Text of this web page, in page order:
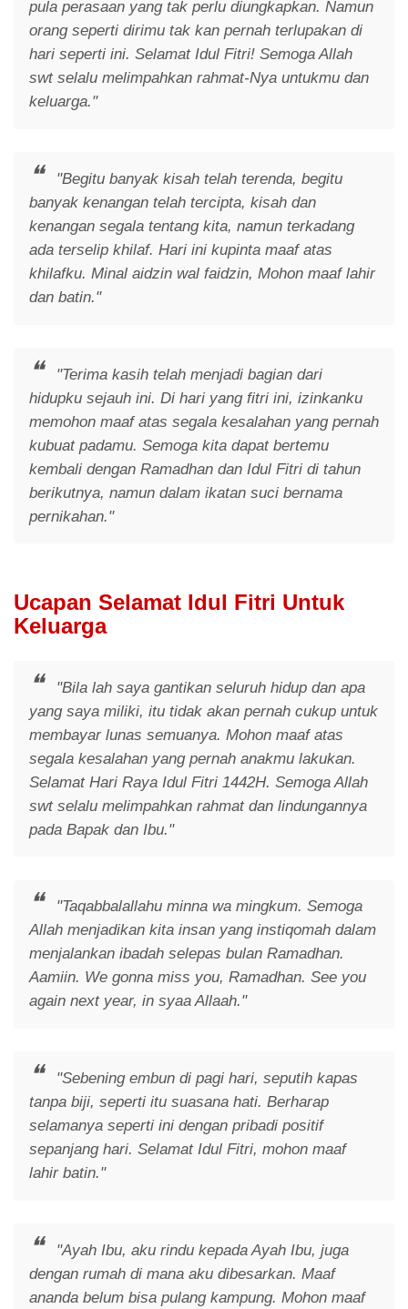
pula perasaan yang tak perlu diungkapkan. Namun
orang seperti dirimu tak kan pernah terlupakan di
hari seperti ini. Selamat Idul Fitri! Semoga Allah
swt selalu melimpahkan rahmat-Nya untukmu dan
keluarga."
"Begitu banyak kisah telah terenda, begitu
banyak kenangan telah tercipta, kisah dan
kenangan segala tentang kita, namun terkadang
ada terselip khilaf. Hari ini kupinta maaf atas
khilafku. Minal aidzin wal faidzin, Mohon maaf lahir
dan batin."
"Terima kasih telah menjadi bagian dari
hidupku sejauh ini. Di hari yang fitri ini, izinkanku
memohon maaf atas segala kesalahan yang pernah
kubuat padamu. Semoga kita dapat bertemu
kembali dengan Ramadhan dan Idul Fitri di tahun
berikutnya, namun dalam ikatan suci bernama
pernikahan."
Ucapan Selamat Idul Fitri Untuk
Keluarga
"Bila lah saya gantikan seluruh hidup dan apa
yang saya miliki, itu tidak akan pernah cukup untuk
membayar lunas semuanya. Mohon maaf atas
segala kesalahan yang pernah anakmu lakukan.
Selamat Hari Raya Idul Fitri 1442H. Semoga Allah
swt selalu melimpahkan rahmat dan lindungannya
pada Bapak dan Ibu."
"Taqabbalallahu minna wa mingkum. Semoga
Allah menjadikan kita insan yang instiqomah dalam
menjalankan ibadah selepas bulan Ramadhan.
Aamiin. We gonna miss you, Ramadhan. See you
again next year, in syaa Allaah."
"Sebening embun di pagi hari, seputih kapas
tanpa biji, seperti itu suasana hati. Berharap
selamanya seperti ini dengan pribadi positif
sepanjang hari. Selamat Idul Fitri, mohon maaf
lahir batin."
"Ayah Ibu, aku rindu kepada Ayah Ibu, juga
dengan rumah di mana aku dibesarkan. Maaf
ananda belum bisa pulang kampung. Mohon maaf